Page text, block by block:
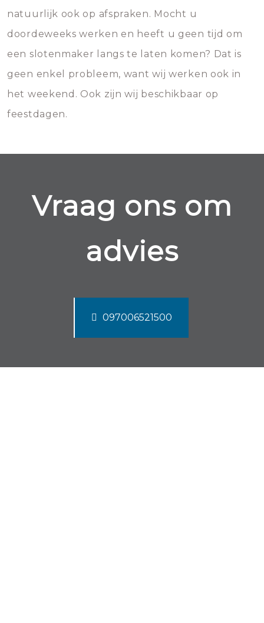
natuurlijk ook op afspraken. Mocht u
doordeweeks werken en heeft u geen tijd om
een slotenmaker langs te laten komen? Dat is
geen enkel probleem, want wij werken ook in
het weekend. Ook zijn wij beschikbaar op
feestdagen.
Vraag ons om
advies
097006521500